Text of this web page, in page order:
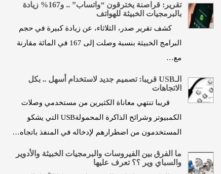
تقرير: قراصنة يخترقون “واتساب” .. و167% زيادة
بالبرمجيات الخبيثة للهواتف
كشف تقرير صدر، الثلاثاء، عن زيادة كبيرة في حجم
البرامج الخبيثة بنسبة وصلت إلى 167 في المائة مقارنة
مع…
الـUSB قريبا: تصميم جديد لاستخدام أسهل .. بكل
الاتجاهات
قريبا تنتهي معاناة الكثيرين من مستخدمي وصلات
الكمبيوتر وشرائح الذاكرة المحمولةUSB التي يشكو
المستخدمون من اضطرارهم لإدخاله في المنفذ باتجاه…
ما الفرق بين الفيروسات والبرمجيات الخبيثة والأدوير
والسباي وير ؟؟ تعرف عليها